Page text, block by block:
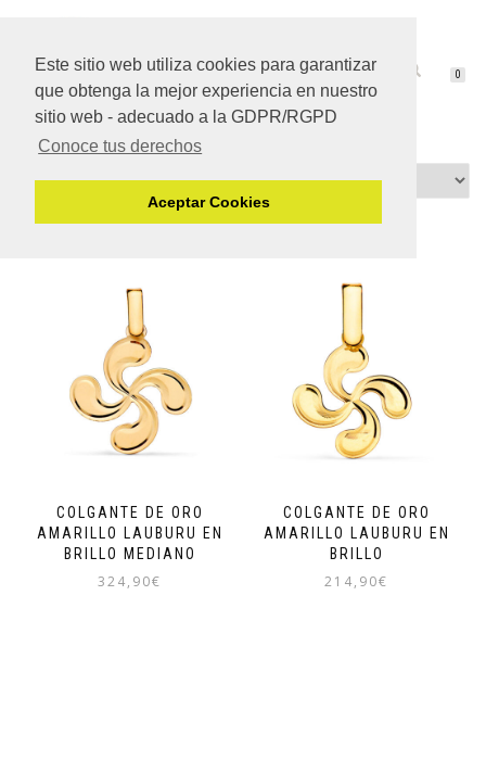
Este sitio web utiliza cookies para garantizar
que obtenga la mejor experiencia en nuestro
sitio web - adecuado a la GDPR/RGPD
Conoce tus derechos
Aceptar Cookies
CAMBIAR
NAVEGACIÓN
0
COLGANTE DE ORO
AMARILLO LAUBURU EN
BRILLO MEDIANO
324,90€
COLGANTE DE ORO
AMARILLO LAUBURU EN
BRILLO
214,90€